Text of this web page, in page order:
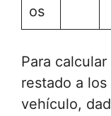
os
Para
restado a
vehículo,